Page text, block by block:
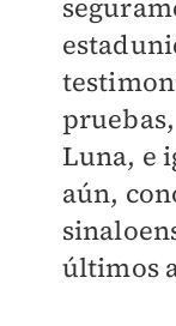
Luna, e
aún,
últimos